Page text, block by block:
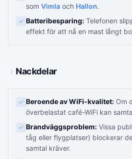
som Vimla och Hallon.
Batteribesparing: Telefonen
effekt för att nå en mast långt
Nackdelar
Beroende av WiFi-kvalitet: Om
överbelastat café-WiFi kan
Brandväggsproblem: Vissa
tåg eller flygplatser) blockerar
samtal kräver.